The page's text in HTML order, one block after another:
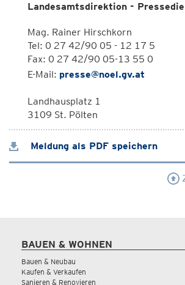
Landesamtsdirektion -
Mag. Rainer Hirschkorn
Tel: 0 27 42/90 05 - 12 17 5
Fax: 0 27 42/90 05-13 55 0
E-Mail: presse@noel.gv.at
Landhausplatz 1
3109 St. Pölten
Meldung als PDF speichern
BAUEN & WOHNEN
Bauen & Neubau
Kaufen & Verkaufen
Sanieren & Renovieren